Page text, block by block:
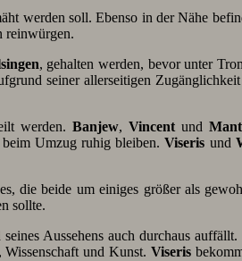
werden soll. Ebenso in der Nähe
reinwürgen.
, gehalten werden, bevor unter
seiner allerseitigen
werden. Banjew, Vincentund
beim Umzug ruhig bleiben.Viseris und
die beide um einiges größer als
sollte.
Aussehens auch durchaus
und Kunst. Viseris